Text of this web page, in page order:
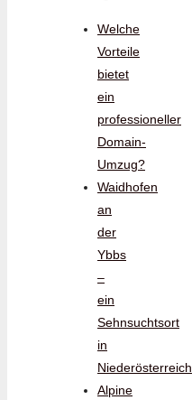
Welche
Vorteile
bietet
ein
professioneller
Domain-
Umzug?
Waidhofen
an
der
Ybbs
–
ein
Sehnsuchtsort
in
Niederösterreich
Alpine